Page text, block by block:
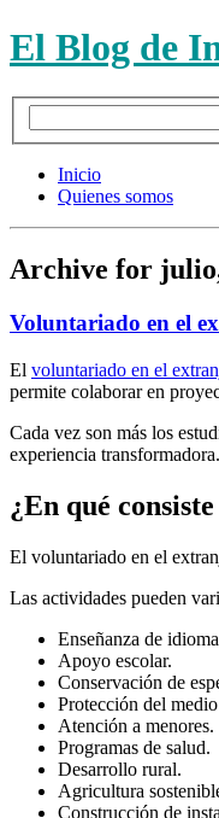
El Blog de
Inicio
Quienes somos
Archive for
Voluntariado en el
El voluntariado en el
permite colaborar en
Cada vez son más los
experiencia transformadora.
¿En qué
El voluntariado en el
Las actividades pueden
Enseñanza de
Apoyo escolar.
Conservación de
Protección del
Atención a menores.
Programas de salud.
Desarrollo rural.
Agricultura
Construcción de